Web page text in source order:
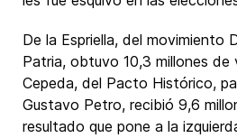
De la Espriella, del movimiento
Patria, obtuvo 10,3 millones
Cepeda, del Pacto Histórico,
Gustavo Petro, recibió 9,6
resultado que pone a la